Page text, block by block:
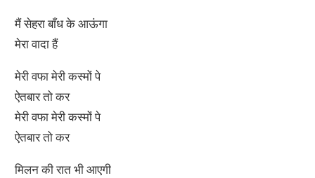
मैं सेहरा बाँध के आऊंगा
मेरा वादा हैं
मेरी वफा मेरी कस्मों पे
ऐतबार तो कर
मेरी वफा मेरी कस्मों पे
ऐतबार तो कर
मिलन की रात भी आएगी